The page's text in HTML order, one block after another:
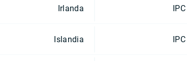
Irlanda IPC
Islandia IPC